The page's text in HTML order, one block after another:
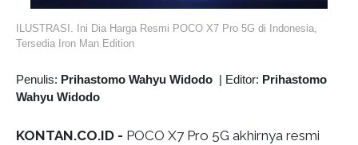
ILUSTRASI. Ini Dia Harga Resmi POCO X7 Pro 5G di Indonesia,
Tersedia Iron Man Edition
Penulis: Prihastomo Wahyu Widodo | Editor: Prihastomo
Wahyu Widodo
KONTAN.CO.ID - POCO X7 Pro 5G akhirnya resmi